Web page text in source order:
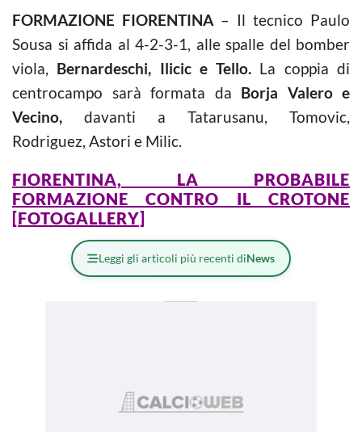
FORMAZIONE FIORENTINA – Il tecnico Paulo
Sousa si affida al 4-2-3-1, alle spalle del bomber
viola, Bernardeschi, Ilicic e Tello. La coppia di
centrocampo sarà formata da Borja Valero e
Vecino, davanti a Tatarusanu, Tomovic,
Rodriguez, Astori e Milic.
FIORENTINA, LA PROBABILE
FORMAZIONE CONTRO IL CROTONE
[FOTOGALLERY]
Leggi gli articoli più recenti diNews